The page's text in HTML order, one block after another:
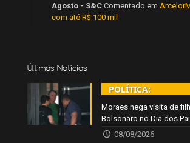
Agosto - S&C Comentado em
com até R$ 100 mil
Últimas Notícias
POLÍTICA:
Moraes nega visita de
Bolsonaro no Dia dos
08/08/2026